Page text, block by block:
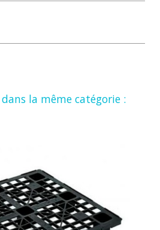
la même catégorie :